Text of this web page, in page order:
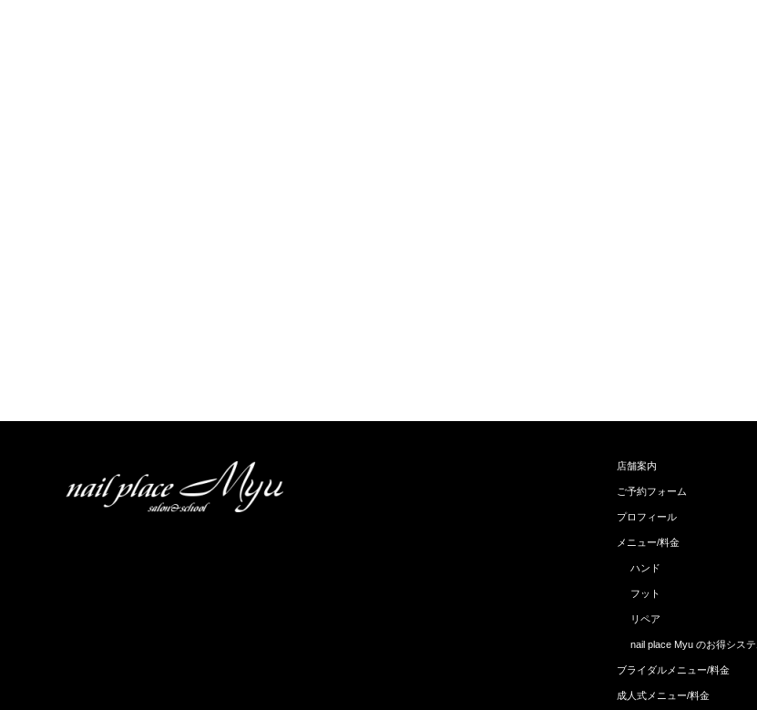
店舗案内
ご予約フォーム
プロフィール
メニュー/料金
ハンド
フット
リペア
nail place Myu のお得システ
ブライダルメニュー/料金
成人式メニュー/料金